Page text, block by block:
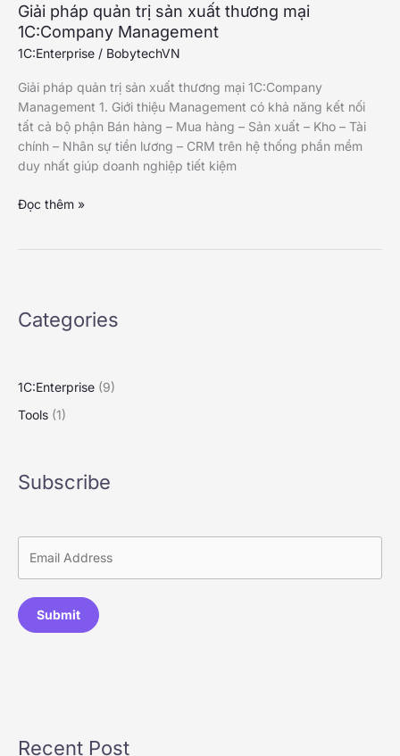
Giải pháp quản trị sản xuất thương mại
1C:Company Management
1C:Enterprise / BobytechVN
Giải pháp quản trị sản xuất thương mại 1C:Company
Management 1. Giới thiệu Management có khả năng kết nối
tất cả bộ phận Bán hàng – Mua hàng – Sản xuất – Kho – Tài
chính – Nhân sự tiền lương – CRM trên hệ thống phần mềm
duy nhất giúp doanh nghiệp tiết kiệm
Giải
thương
Management
Đọc thêm »
Categories
1C:Enterprise (9)
Tools (1)
Subscribe
Submit
Recent Post